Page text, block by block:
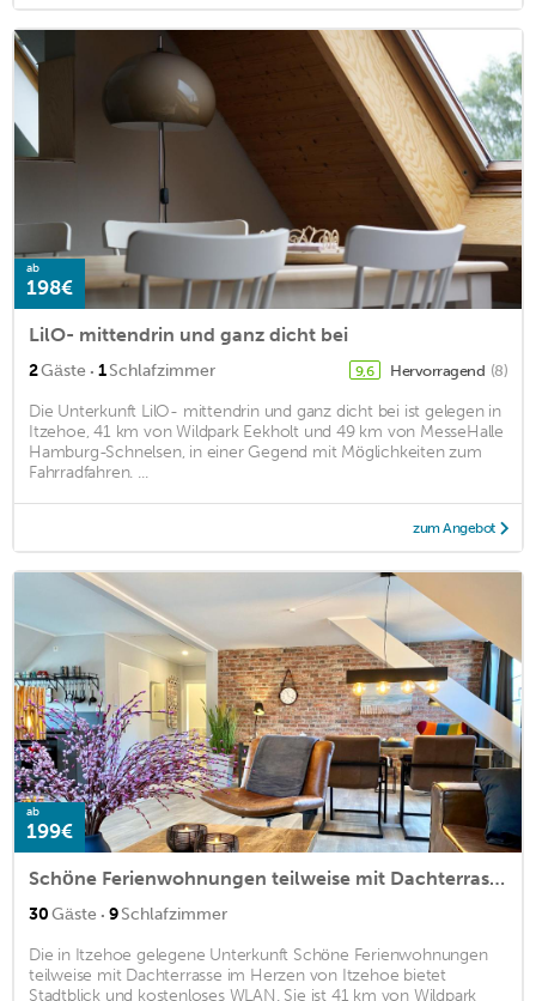
ab
198€
LilO- mittendrin und ganz dicht bei
2Gäste · 1Schlafzimmer 9,6 Hervorragend (8)
Die Unterkunft LilO- mittendrin und ganz dicht bei ist gelegen in
Itzehoe, 41 km von Wildpark Eekholt und 49 km von MesseHalle
Hamburg-Schnelsen, in einer Gegend mit Möglichkeiten zum
Fahrradfahren. ...
zum Angebot
ab
199€
Schöne Ferienwohnungen teilweise mit Dachterrasse im Herzen von Itzehoe
30Gäste · 9Schlafzimmer
Die in Itzehoe gelegene Unterkunft Schöne Ferienwohnungen
teilweise mit Dachterrasse im Herzen von Itzehoe bietet
Stadtblick und kostenloses WLAN. Sie ist 41 km von Wildpark